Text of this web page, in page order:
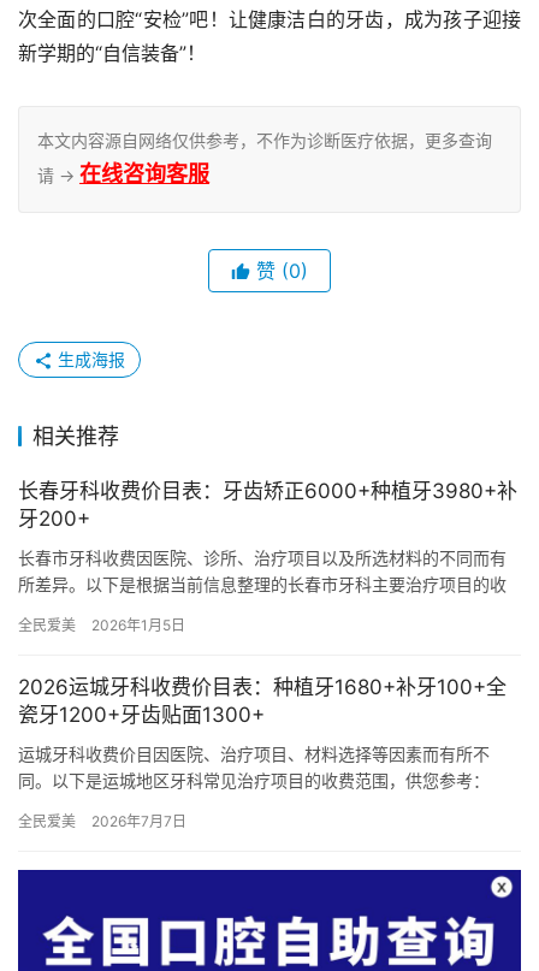
次全面的口腔“安检”吧！让健康洁白的牙齿，成为孩子迎接
新学期的“自信装备”！
本文内容源自网络仅供参考，不作为诊断医疗依据，更多查询
请 → 在线咨询客服
赞 (0)
生成海报
相关推荐
长春牙科收费价目表：牙齿矫正6000+种植牙3980+补
牙200+
长春市牙科收费因医院、诊所、治疗项目以及所选材料的不同而有
所差异。以下是根据当前信息整理的长春市牙科主要治疗项目的收
全民爱美 2026年1月5日
2026运城牙科收费价目表：种植牙1680+补牙100+全
瓷牙1200+牙齿贴面1300+
运城牙科收费价目因医院、治疗项目、材料选择等因素而有所不
同。以下是运城地区牙科常见治疗项目的收费范围，供您参考：
全民爱美 2026年7月7日